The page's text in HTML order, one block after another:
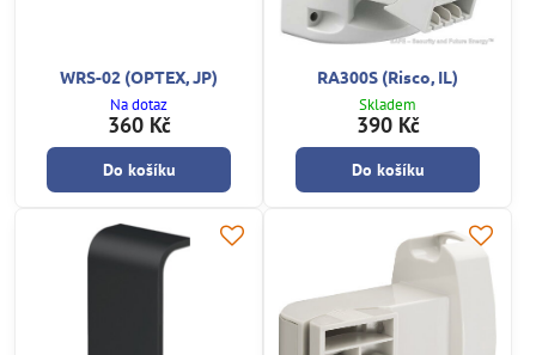
WRS-02 (OPTEX, JP)
Na dotaz
360 Kč
Do košíku
RA300S (Risco, IL)
Skladem
390 Kč
Do košíku